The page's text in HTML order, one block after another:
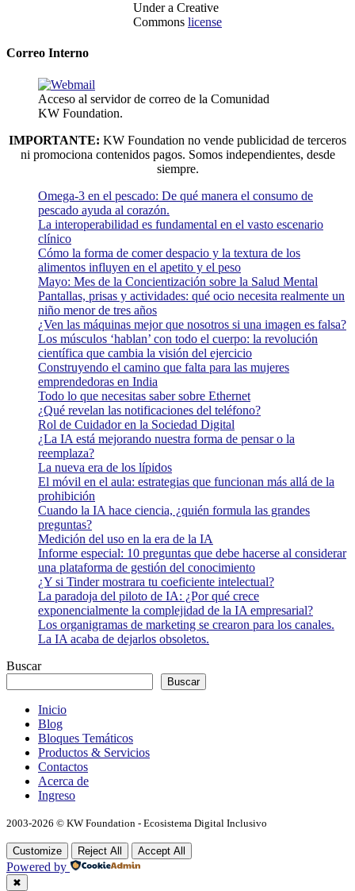
Under a Creative
Commons license
Correo Interno
Acceso al servidor de correo de la Comunidad
KW Foundation.
IMPORTANTE: KW Foundation no vende publicidad de terceros
ni promociona contenidos pagos. Somos independientes, desde
siempre.
Omega-3 en el pescado: De qué manera el consumo de
pescado ayuda al corazón.
La interoperabilidad es fundamental en el vasto escenario
clínico
Cómo la forma de comer despacio y la textura de los
alimentos influyen en el apetito y el peso
Mayo: Mes de la Concientización sobre la Salud Mental
Pantallas, prisas y actividades: qué ocio necesita realmente un
niño menor de tres años
¿Ven las máquinas mejor que nosotros si una imagen es falsa?
Los músculos ‘hablan’ con todo el cuerpo: la revolución
científica que cambia la visión del ejercicio
Construyendo el camino que falta para las mujeres
emprendedoras en India
Todo lo que necesitas saber sobre Ethernet
¿Qué revelan las notificaciones del teléfono?
Rol de Cuidador en la Sociedad Digital
¿La IA está mejorando nuestra forma de pensar o la
reemplaza?
La nueva era de los lípidos
El móvil en el aula: estrategias que funcionan más allá de la
prohibición
Cuando la IA hace ciencia, ¿quién formula las grandes
preguntas?
Medición del uso en la era de la IA
Informe especial: 10 preguntas que debe hacerse al considerar
una plataforma de gestión del conocimiento
¿Y si Tinder mostrara tu coeficiente intelectual?
La paradoja del piloto de IA: ¿Por qué crece
exponencialmente la complejidad de la IA empresarial?
Los organigramas de marketing se crearon para los canales.
La IA acaba de dejarlos obsoletos.
Buscar
Buscar
Inicio
Blog
Bloques Temáticos
Productos & Servicios
Contactos
Acerca de
Ingreso
2003-2026 © KW Foundation - Ecosistema Digital Inclusivo
Customize Reject All Accept All
Powered by
✖